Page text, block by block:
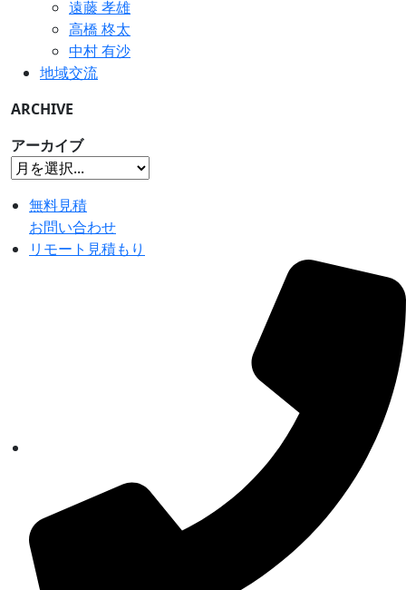
遠藤 孝雄
高橋 柊太
中村 有沙
地域交流
ARCHIVE
アーカイブ
無料見積
お問い合わせ
リモート見積もり